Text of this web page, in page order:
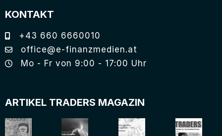
KONTAKT
+43 660 6660010
office@e-finanzmedien.at
Mo - Fr von 9:00 - 17:00 Uhr
ARTIKEL TRADERS MAGAZIN